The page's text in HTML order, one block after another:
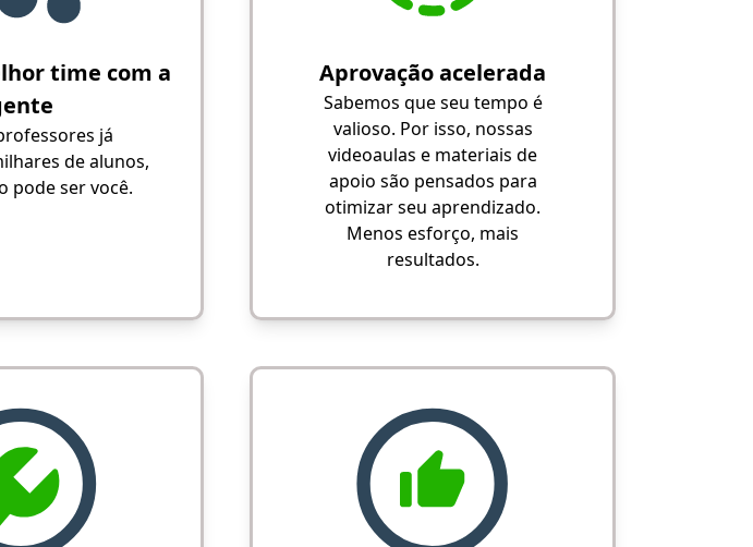
time com a
já
de alunos,
pode ser você.
Aprovação acelerada
Sabemos que seu tempo é
valioso. Por isso, nossas
videoaulas e materiais de
apoio são pensados para
otimizar seu aprendizado.
Menos esforço, mais
resultados.